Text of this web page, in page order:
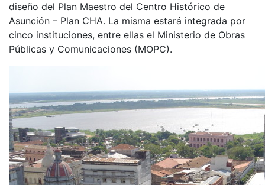
diseño del Plan Maestro del Centro Histórico de
Asunción – Plan CHA. La misma estará integrada por
cinco instituciones, entre ellas el Ministerio de Obras
Públicas y Comunicaciones (MOPC).